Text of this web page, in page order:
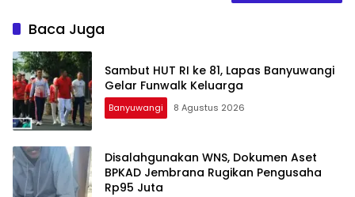
Baca Juga
Sambut HUT RI ke 81, Lapas Banyuwangi
Gelar Funwalk Keluarga
Banyuwangi 8 Agustus 2026
Disalahgunakan WNS, Dokumen Aset
BPKAD Jembrana Rugikan Pengusaha
Rp95 Juta